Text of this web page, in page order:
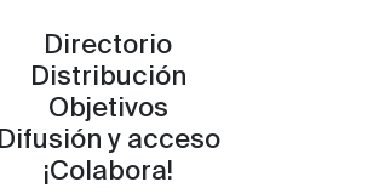
Directorio
Distribución
Objetivos
Difusión y acceso
¡Colabora!